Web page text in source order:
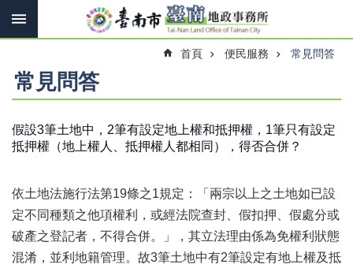
跳到主要內容區塊
搜
搜
尋
訊
報
機
關
簡
首頁 便民服務 常見問答
常見問答
假設3筆土地中，2筆有設定地上權和抵押權，1筆只有設定
抵押權（地上權人、抵押權人都相同），得否合併？
依土地法施行法第19條之1規定：「兩宗以上之土地如已設
定不同種類之他項權利，或經法院查封、假扣押、假處分或
破產之登記者，不得合併。」，其立法理由係為免權利狀態
混淆，並利地籍管理。故3筆土地中有2筆設定有地上權及抵